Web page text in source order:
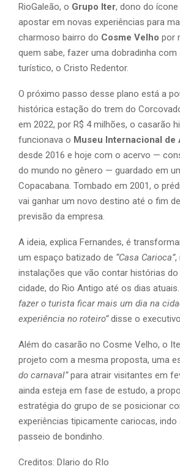
RioGaleão, o Grupo Iter, dono do
apostar em novas experiências para
charmoso bairro do Cosme Velho por
quem sabe, fazer uma dobradinha
turístico, o Cristo Redentor.
O próximo passo desse plano está a
histórica estação do trem do
em 2022, por R$ 4 milhões, o casarão
funcionava o Museu Internacional de
desde 2016 e hoje com o acervo —
do mundo no gênero — guardado em
Copacabana. Tombado em 2001, o
vai ganhar um novo destino até o fim
previsão da empresa.
A ideia, explica Fernandes, é
um espaço batizado de “Casa Carioca”,
instalações que vão contar histórias do
cidade, do Rio Antigo até os dias atuais.
fazer o turista ficar mais um dia na
experiência no roteiro”disse o
Além do casarão no Cosme Velho, o
projeto com a mesma proposta, uma
do carnaval”para atrair visitantes em
ainda esteja em fase de estudo, a
estratégia do grupo de se posicionar
experiências tipicamente cariocas,
passeio de bondinho.
Creditos: DIario do RIo